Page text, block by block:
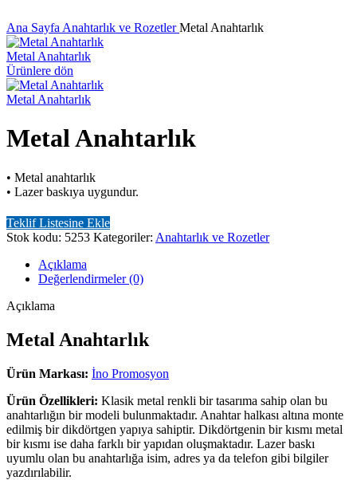
Ana Sayfa Anahtarlık ve RozetlerMetal Anahtarlık
Metal Anahtarlık
Ürünlere dön
Metal Anahtarlık
Metal Anahtarlık
• Metal anahtarlık
• Lazer baskıya uygundur.
Teklif Listesine Ekle
Stok kodu: 5253 Kategoriler: Anahtarlık ve Rozetler
Açıklama
Değerlendirmeler (0)
Açıklama
Metal Anahtarlık
Ürün Markası: İno Promosyon
Ürün Özellikleri: Klasik metal renkli bir tasarıma sahip olan bu
anahtarlığın bir modeli bulunmaktadır. Anahtar halkası altına monte
edilmiş bir dikdörtgen yapıya sahiptir. Dikdörtgenin bir kısmı metal
bir kısmı ise daha farklı bir yapıdan oluşmaktadır. Lazer baskı
uyumlu olan bu anahtarlığa isim, adres ya da telefon gibi bilgiler
yazdırılabilir.